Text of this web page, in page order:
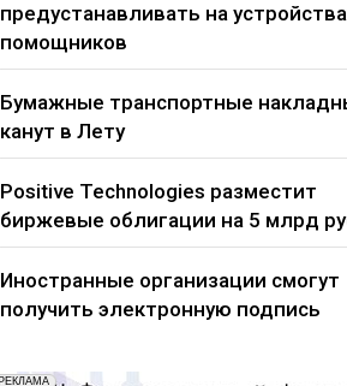
предустанавливать на
помощников
Бумажные транспортные
канут в Лету
Positive Technologies разместит
биржевые облигации на 5 млрд
Иностранные организации смогут
получить электронную подпись